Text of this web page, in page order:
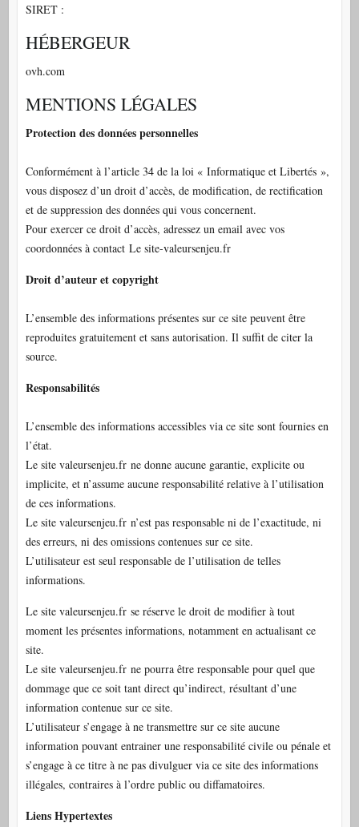
SIRET :
HÉBERGEUR
ovh.com
MENTIONS LÉGALES
Protection des données personnelles
Conformément à l’article 34 de la loi « Informatique et Libertés »,
vous disposez d’un droit d’accès, de modification, de rectification
et de suppression des données qui vous concernent.
Pour exercer ce droit d’accès, adressez un email avec vos
coordonnées à contact Le site-valeursenjeu.fr
Droit d’auteur et copyright
L’ensemble des informations présentes sur ce site peuvent être
reproduites gratuitement et sans autorisation. Il suffit de citer la
source.
Responsabilités
L’ensemble des informations accessibles via ce site sont fournies en
l’état.
Le site valeursenjeu.fr ne donne aucune garantie, explicite ou
implicite, et n’assume aucune responsabilité relative à l’utilisation
de ces informations.
Le site valeursenjeu.fr n’est pas responsable ni de l’exactitude, ni
des erreurs, ni des omissions contenues sur ce site.
L’utilisateur est seul responsable de l’utilisation de telles
informations.
Le site valeursenjeu.fr se réserve le droit de modifier à tout
moment les présentes informations, notamment en actualisant ce
site.
Le site valeursenjeu.fr ne pourra être responsable pour quel que
dommage que ce soit tant direct qu’indirect, résultant d’une
information contenue sur ce site.
L’utilisateur s’engage à ne transmettre sur ce site aucune
information pouvant entrainer une responsabilité civile ou pénale et
s’engage à ce titre à ne pas divulguer via ce site des informations
illégales, contraires à l’ordre public ou diffamatoires.
Liens Hypertextes